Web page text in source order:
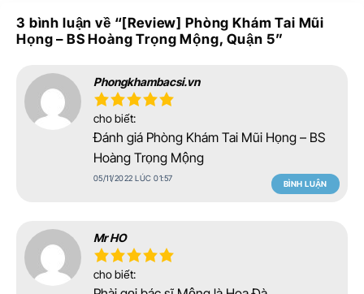
3 bình luận về “[Review] Phòng Khám Tai Mũi
Họng – BS Hoàng Trọng Mộng, Quận 5”
Phongkhambacsi.vn
cho biết:
Đánh giá Phòng Khám Tai Mũi Họng – BS
Hoàng Trọng Mộng
05/11/2022 LÚC 01:57
BÌNH LUẬN
Mr HO
cho biết: